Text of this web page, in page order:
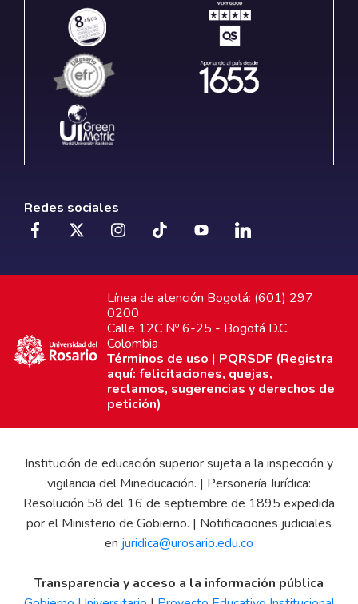
Redes sociales
Línea de atención Bogotá: (601) 297
0200
Calle 12C Nº 6-25 - Bogotá D.C.
Colombia
Términos de uso | PQRSDF (Registra
aquí: felicitaciones, quejas,
reclamos, sugerencias y derechos de
petición)
Institución de educación superior sujeta a la inspección y
vigilancia del Mineducación. | Personería Jurídica:
Resolución 58 del 16 de septiembre de 1895 expedida
por el Ministerio de Gobierno. | Notificaciones judiciales
en juridica@urosario.edu.co
Transparencia y acceso a la información pública